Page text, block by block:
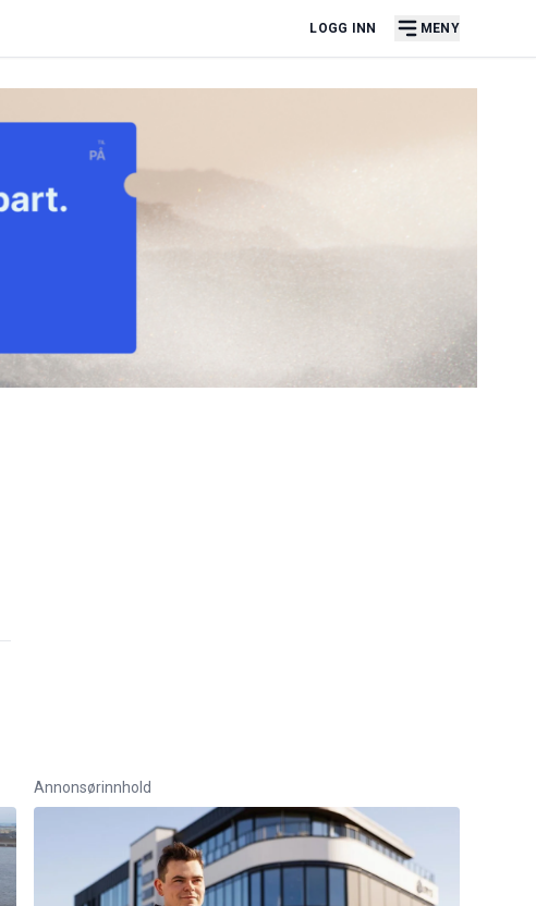
LOGG INN MENY
Annonsørinnhold